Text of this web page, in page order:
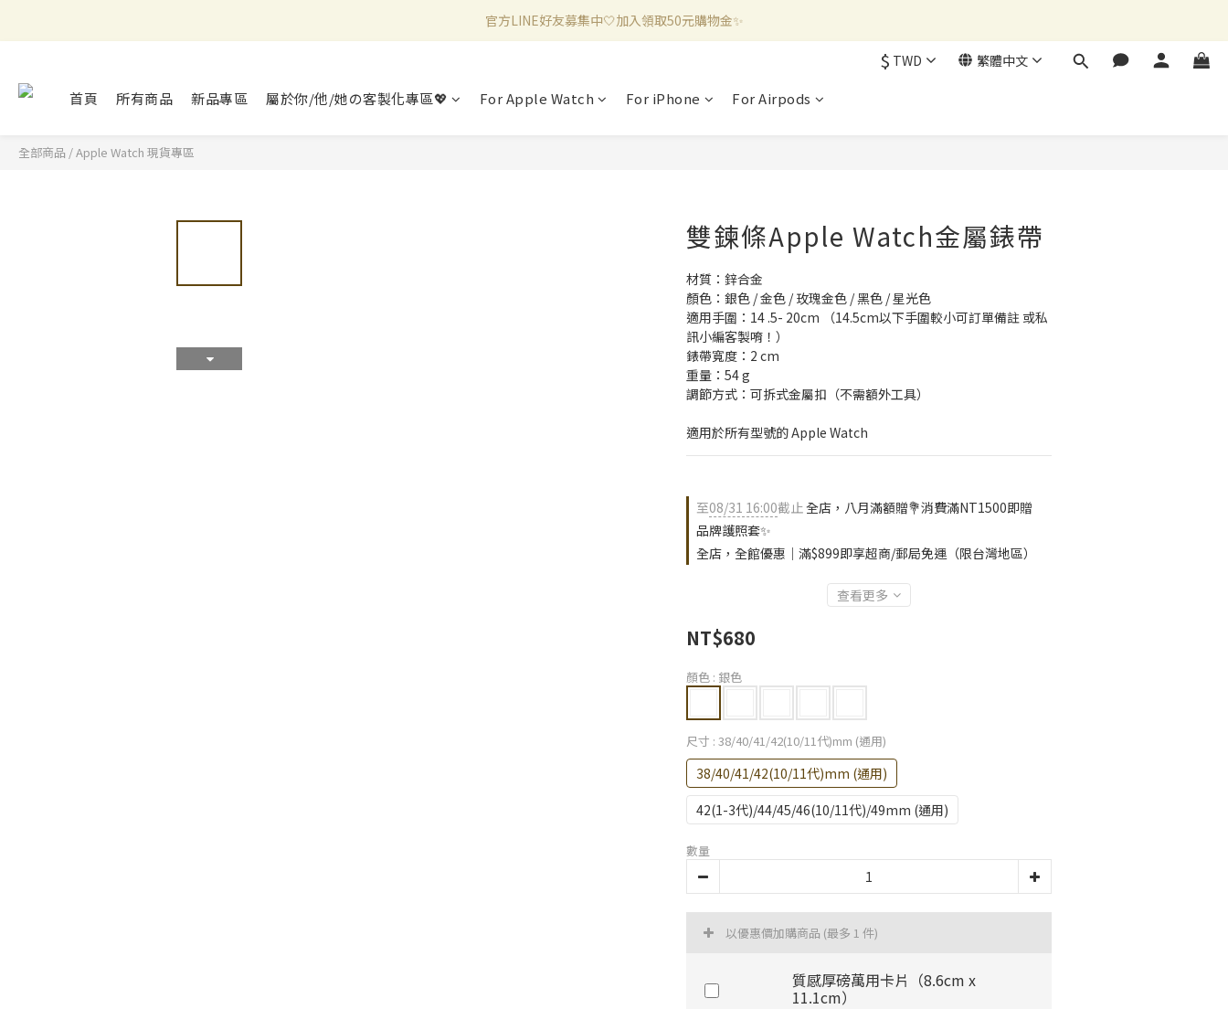
新加入會員滿千折百✨全館899超商免運費🛒
新加入會員滿千折百✨全館899超商免運費🛒
$ TWD 繁體中文
首頁 所有商品 新品專區 屬於你/他/她の客製化專區💖 For Apple Watch For iPhone For Airpods
全部商品 /Apple Watch 現貨專區
雙鍊條Apple Watch金屬錶帶
材質：鋅合金
顏色：銀色 / 金色 / 玫瑰金色 / 黑色 / 星光色
適用手圍：14 .5- 20cm （14.5cm以下手圍較小可訂單備註 或私
訊小編客製唷！）
錶帶寬度：2 cm
重量：54 g
調節方式：可拆式金屬扣（不需額外工具）
適用於所有型號的 Apple Watch
至08/31 16:00截止全店，八月滿額贈💐消費滿NT1500即贈
品牌護照套✨
全店，全館優惠｜滿$899即享超商/郵局免運（限台灣地區）
查看更多
NT$680
顏色 : 銀色
尺寸 : 38/40/41/42(10/11代)mm (通用)
38/40/41/42(10/11代)mm (通用)
42(1-3代)/44/45/46(10/11代)/49mm (通用)
數量
以優惠價加購商品 (最多 1 件)
質感厚磅萬用卡片（8.6cm x
11.1cm）